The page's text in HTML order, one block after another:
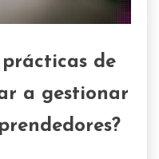
prácticas de
a gestionar